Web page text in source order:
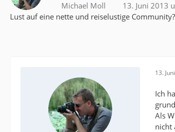
Michael Moll
13. Juni 2013
Lust auf eine nette und reiselustige
13.
Ich
Als
nicht